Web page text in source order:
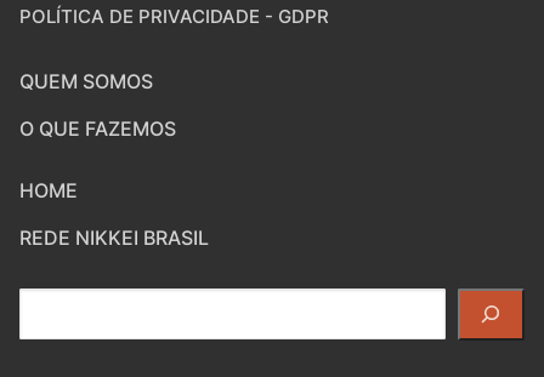
POLÍTICA DE PRIVACIDADE - GDPR
QUEM SOMOS
O QUE FAZEMOS
HOME
REDE NIKKEI BRASIL